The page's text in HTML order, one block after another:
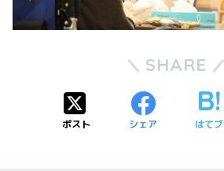
SHARE
ポスト シェア はてブ